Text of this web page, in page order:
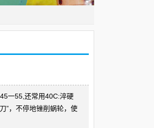
一55,还常用40C:淬硬
”，不停地锉削蜗轮，使